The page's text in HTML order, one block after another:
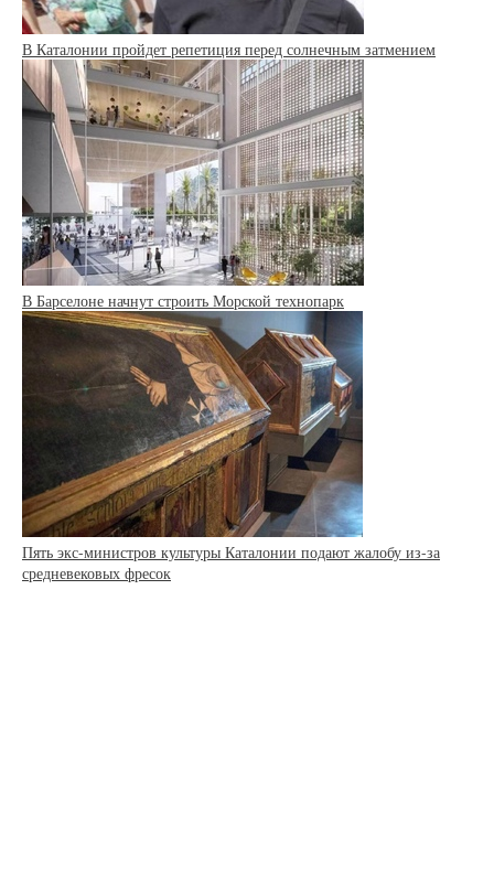
В Каталонии пройдет репетиция перед солнечным затмением
В Барселоне начнут строить Морской технопарк
Пять экс-министров культуры Каталонии подают жалобу из-за
средневековых фресок